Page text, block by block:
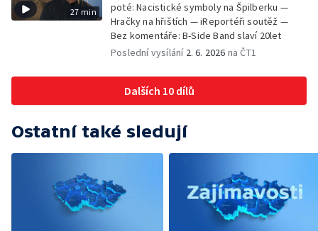
27 min
poté: Nacistické symboly na Špilberku —
Hračky na hřištích — iReportéři soutěž —
Bez komentáře: B-Side Band slaví 20let
Poslední vysílání 2. 6. 2026 na ČT1
Dalších 10 dílů
Ostatní také sledují